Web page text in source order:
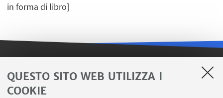
QUESTO SITO WEB UTILIZZA I
COOKIE
in forma di libro]
LINK UTILI